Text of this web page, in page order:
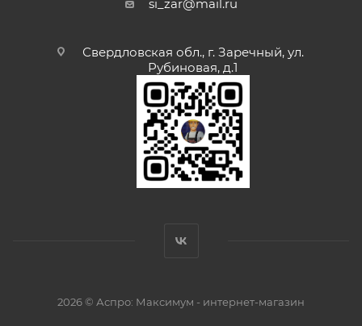
si_zar@mail.ru
Свердловская обл., г. Заречный, ул.
Рубиновая, д.1
2026 © Аспро: Максимум - интернет-магазин